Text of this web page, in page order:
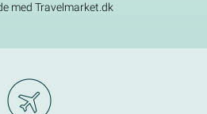
med Travelmarket.dk